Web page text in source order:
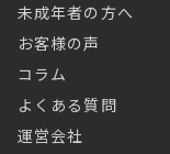
未成年者の方へ
お客様の声
コラム
よくある質問
運営会社